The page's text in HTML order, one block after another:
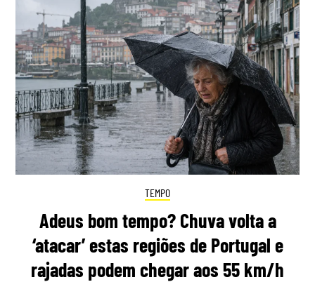
TEMPO
Adeus bom tempo? Chuva volta a
‘atacar’ estas regiões de Portugal e
rajadas podem chegar aos 55 km/h